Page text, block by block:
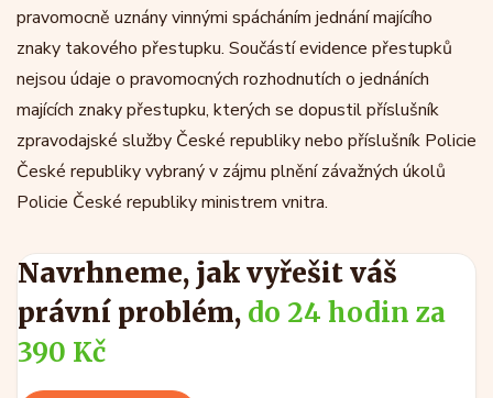
pravomocně uznány vinnými spácháním jednání majícího
znaky takového přestupku. Součástí evidence přestupků
nejsou údaje o pravomocných rozhodnutích o jednáních
majících znaky přestupku, kterých se dopustil příslušník
zpravodajské služby České republiky nebo příslušník Policie
České republiky vybraný v zájmu plnění závažných úkolů
Policie České republiky ministrem vnitra.
Navrhneme, jak vyřešit váš
právní problém, do 24 hodin za
390 Kč